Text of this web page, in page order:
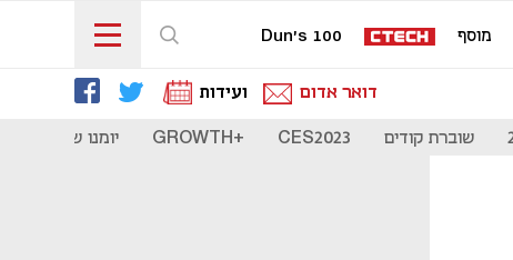
מוסף Dun's 100
דואר אדום ועידות
שוברת קודים CES2023
+GROWTH יומנו של